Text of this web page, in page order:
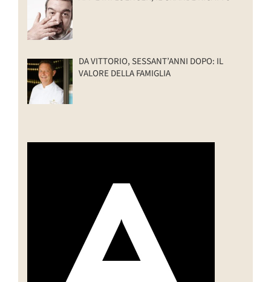
DA VITTORIO, SESSANT’ANNI DOPO: IL
VALORE DELLA FAMIGLIA